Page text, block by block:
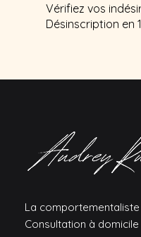
Vérifiez vos
Désinscription en
La
Consultation à